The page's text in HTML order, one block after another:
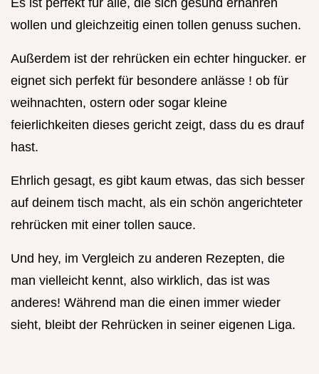
Es ist perfekt für alle, die sich gesund ernähren
wollen und gleichzeitig einen tollen genuss suchen.
Außerdem ist der rehrücken ein echter hingucker. er
eignet sich perfekt für besondere anlässe ! ob für
weihnachten, ostern oder sogar kleine
feierlichkeiten dieses gericht zeigt, dass du es drauf
hast.
Ehrlich gesagt, es gibt kaum etwas, das sich besser
auf deinem tisch macht, als ein schön angerichteter
rehrücken mit einer tollen sauce.
Und hey, im Vergleich zu anderen Rezepten, die
man vielleicht kennt, also wirklich, das ist was
anderes! Während man die einen immer wieder
sieht, bleibt der Rehrücken in seiner eigenen Liga.